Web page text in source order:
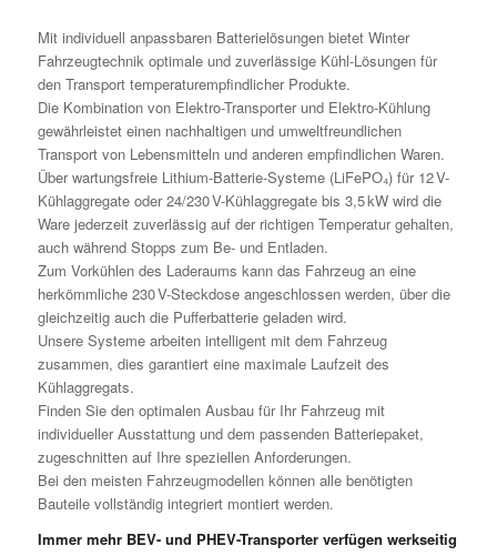
Mit individuell anpassbaren Batterielösungen bietet Winter
Fahrzeugtechnik optimale und zuverlässige Kühl-Lösungen für
den Transport temperaturempfindlicher Produkte.
Die Kombination von Elektro-Transporter und Elektro-Kühlung
gewährleistet einen nachhaltigen und umweltfreundlichen
Transport von Lebensmitteln und anderen empfindlichen Waren.
Über wartungsfreie Lithium-Batterie-Systeme (LiFePO₄) für 12 V-
Kühlaggregate oder 24/230 V-Kühlaggregate bis 3,5 kW wird die
Ware jederzeit zuverlässig auf der richtigen Temperatur gehalten,
auch während Stopps zum Be- und Entladen.
Zum Vorkühlen des Laderaums kann das Fahrzeug an eine
herkömmliche 230 V-Steckdose angeschlossen werden, über die
gleichzeitig auch die Pufferbatterie geladen wird.
Unsere Systeme arbeiten intelligent mit dem Fahrzeug
zusammen, dies garantiert eine maximale Laufzeit des
Kühlaggregats.
Finden Sie den optimalen Ausbau für Ihr Fahrzeug mit
individueller Ausstattung und dem passenden Batteriepaket,
zugeschnitten auf Ihre speziellen Anforderungen.
Bei den meisten Fahrzeugmodellen können alle benötigten
Bauteile vollständig integriert montiert werden.
Immer mehr BEV- und PHEV-Transporter verfügen werkseitig